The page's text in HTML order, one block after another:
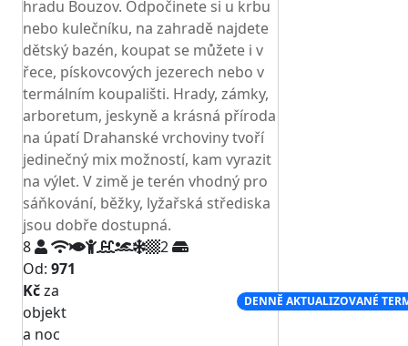
hradu Bouzov. Odpočinete si u krbu
nebo kulečníku, na zahradě najdete
dětský bazén, koupat se můžete i v
řece, pískovcových jezerech nebo v
termálním koupališti. Hrady, zámky,
arboretum, jeskyně a krásná příroda
na úpatí Drahanské vrchoviny tvoří
jedinečný mix možností, kam vyrazit
na výlet. V zimě je terén vhodný pro
sáňkování, běžky, lyžařská střediska
jsou dobře dostupná.
8
2
Od: 971
Kčza
objekt
a noc
DENNĚ AKTUALIZOVANÉ